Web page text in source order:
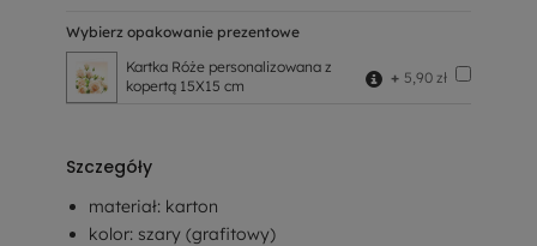
Wybierz opakowanie prezentowe
Kartka Róże personalizowana z
kopertą 15X15 cm
+ 5,90 zł
Szczegóły
materiał: karton
kolor: szary (grafitowy)